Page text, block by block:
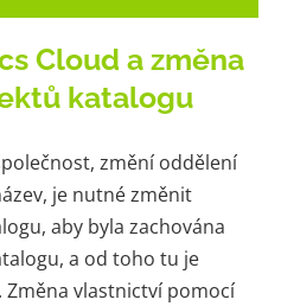
Cloud a změna
katalogu
změní oddělení
je nutné změnit
aby byla zachována
a od toho tu je
Změna vlastnictví pomocí